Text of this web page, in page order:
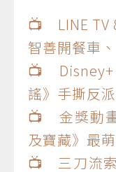
📺 LINE TV
智善開餐車
📺 Disney+
謠》手撕反
📺 金獎動
及寶藏》最
📺 三刀流索